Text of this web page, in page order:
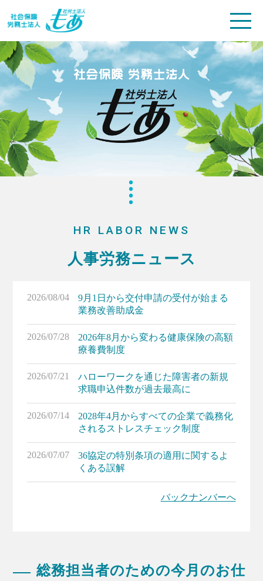
HR LABOR NEWS
人事労務ニュース
9月1日から交付申請の受付が始まる
業務改善助成金
2026/08/04
2026年8月から変わる健康保険の高額
療養費制度
2026/07/28
ハローワークを通じた障害者の新規
求職申込件数が過去最高に
2026/07/21
2028年4月からすべての企業で義務化
されるストレスチェック制度
2026/07/14
36協定の特別条項の適用に関するよ
くある誤解
2026/07/07
バックナンバーへ
総務担当者のための今月のお仕